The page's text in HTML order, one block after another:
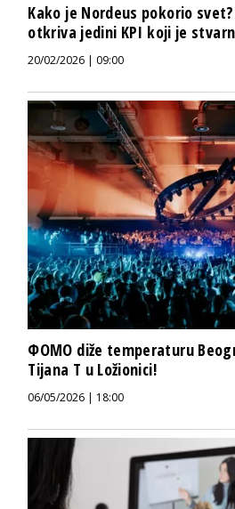
Kako je Nordeus pokorio
otkriva jedini KPI koji je
20/02/2026 | 09:00
ФOMO diže temperaturu
Tijana T u Ložionici!
06/05/2026 | 18:00